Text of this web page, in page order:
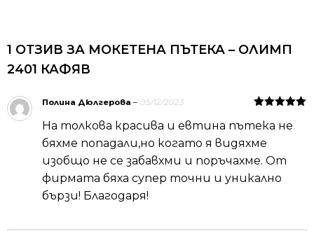
1 ОТЗИВ ЗА МОКЕТЕНА ПЪТЕКА – ОЛИМП
2401 КАФЯВ
5от 5
Полина Дюлгерова – 05/12/2023
На толкова красива и евтина пътека не
бяхме попадали,но когато я видяхме
изобщо не се забавхми и поръчахме. От
фирмата бяха супер точни и уникално
бързи! Благодаря!